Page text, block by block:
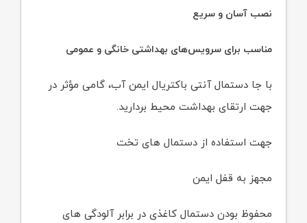
نصب آسان و سریع
مناسب برای سرویس‌های بهداشتی خانگی و عمومی
با جا دستمال آنتی باکتریال ایمن آب، گامی مؤثر در
جهت ارتقای بهداشت محیط بردارید.
جهت استفاده از دستمال های تخت
مجهز به قفل ایمن
محفوظ بودن دستمال کاغذی در برابر آلودگی های